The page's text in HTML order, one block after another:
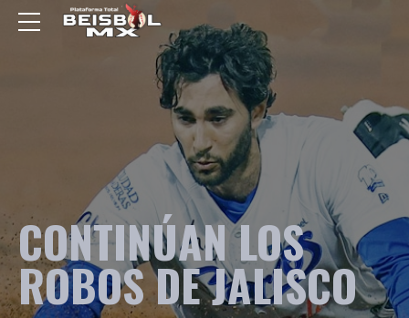
CONTINÚAN LOS
ROBOS DE JALISCO